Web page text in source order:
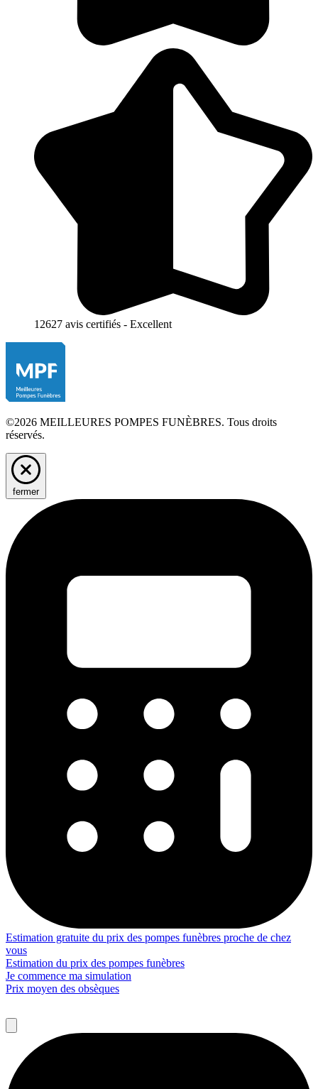
12627 avis certifiés - Excellent
©2026 MEILLEURES POMPES FUNÈBRES. Tous droits
réservés.
fermer
Estimation gratuite du prix des pompes funèbres proche de chez
vous
Estimation du prix des pompes funèbres
Je commence ma simulation
Prix moyen des obsèques